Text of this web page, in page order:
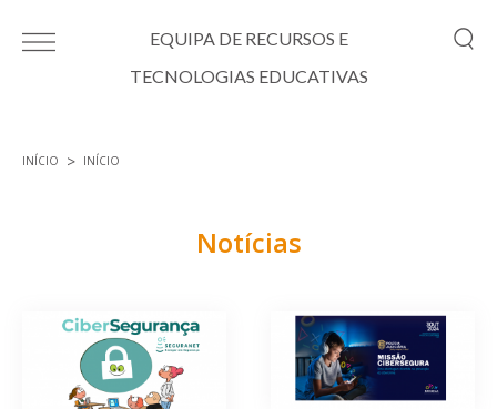
EQUIPA DE RECURSOS E
TECNOLOGIAS EDUCATIVAS
INÍCIO INÍCIO
Notícias
Páginas